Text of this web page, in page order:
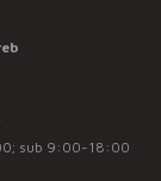
sub 9:00-18:00